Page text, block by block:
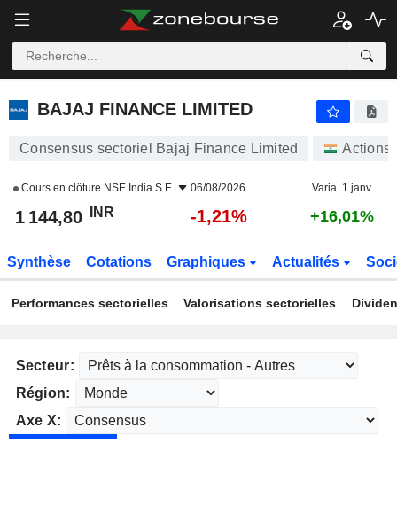
BAJAJ FINANCE LIMITED
BAJAJ FINANCE LIMITED
Consensus sectoriel Bajaj Finance Limited Actions
Cours en clôture NSE India S.E. 06/08/2026 Varia. 1 janv.
1 144,80 INR -1,21% +16,01%
Synthèse Cotations Graphiques Actualités
Performances sectorielles Valorisations sectorielles
Secteur:
Région:
Axe X: